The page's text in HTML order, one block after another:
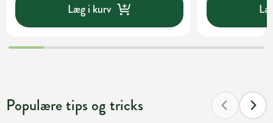
Læg i kurv
Populære tips og tricks